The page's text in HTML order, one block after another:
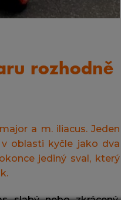
rozhodně
a m. iliacus. Jeden
oblasti kyčle jako dva
jediný sval, který